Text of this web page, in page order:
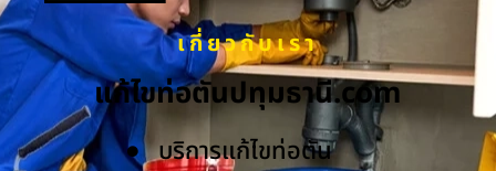
เกี่ยวกับเรา
แก้ไขท่อตันปทุมธานี.com
บริการแก้ไขท่อตัน